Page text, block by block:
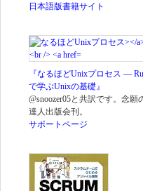
日本語版書籍サイト
『なるほどUnixプロセス ―
で学ぶUnixの基礎』
@snoozer05と共訳です。念願
達人出版会刊。
サポートページ